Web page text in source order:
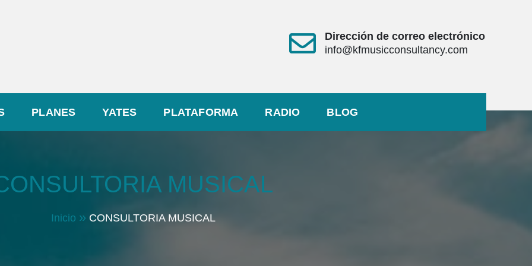
Dirección de correo electrónico
info@kfmusicconsultancy.com
PLANES YATES PLATAFORMA RADIO BLOG
MUSICAL
Inicio CONSULTORIA MUSICAL